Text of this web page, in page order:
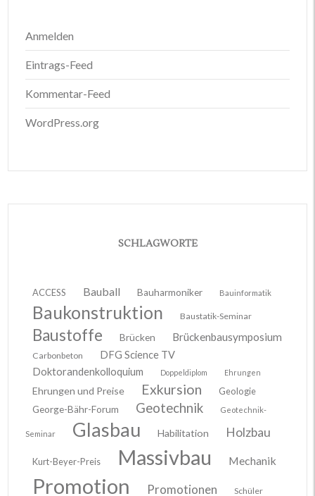
Anmelden
Eintrags-Feed
Kommentar-Feed
WordPress.org
SCHLAGWORTE
ACCESS Bauball Bauharmoniker Bauinformatik
Baukonstruktion Baustatik-Seminar
Baustoffe Brücken Brückenbausymposium
Carbonbeton
DFG Science TV
Doktorandenkolloquium
Doppeldiplom Ehrungen
Ehrungen und Preise Exkursion
Geologie
George-Bähr-Forum
Geotechnik Geotechnik-
Seminar Glasbau Habilitation Holzbau
Kurt-Beyer-Preis Massivbau Mechanik
Promotion Promotionen Schüler